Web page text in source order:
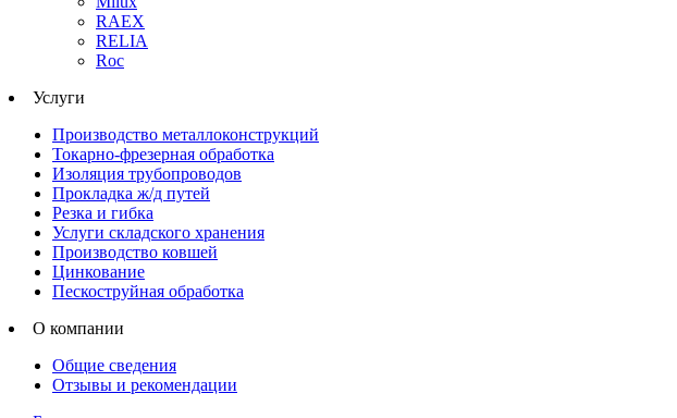
RAEX
RELIA
Roc
Услуги
Производство металлоконструкций
Токарно-фрезерная обработка
Изоляция трубопроводов
Прокладка ж/д путей
Резка и гибка
Услуги складского хранения
Производство ковшей
Цинкование
Пескоструйная обработка
О компании
Общие сведения
Отзывы и рекомендации